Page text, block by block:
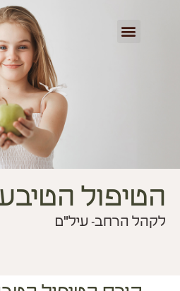
הטיפול
לקהל הרחב- עיל"ם